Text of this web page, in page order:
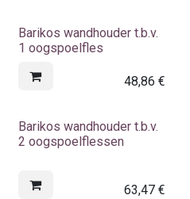
Barikos wandhouder t.b.v.
1 oogspoelfles
48,86 €
Barikos wandhouder t.b.v.
2 oogspoelflessen
63,47€